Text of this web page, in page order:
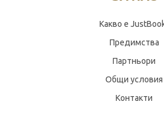
Какво е
Предимства
Партньори
Общи условия
Контакти